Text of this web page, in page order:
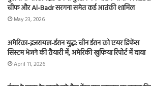
चीफ और Al-Badr सरगना समेत कई आतंकी शामिल
May 23, 2026
अमेरिका-इजरायल-ईरान युद्ध: चीन ईरान को एयर डिफेंस
सिस्टम भेजने की तैयारी में, अमेरिकी खुफिया रिपोर्ट में दावा
April 11, 2026